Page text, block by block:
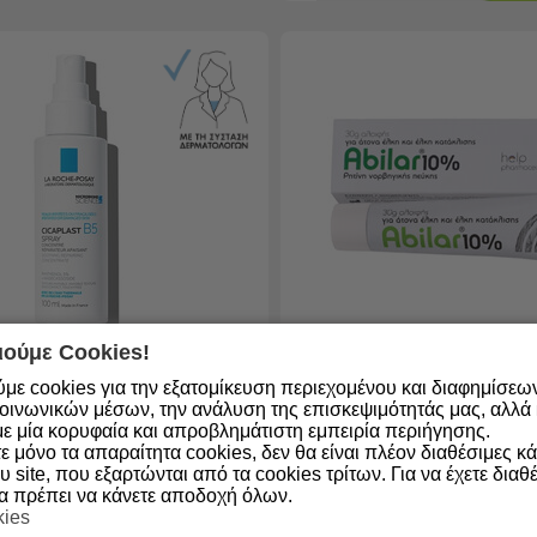
απο 4-6
Posay Cicaplast B5
Διαθέσιμο απο 4-6
ημερες
Κωδικός: 5205649000007
Help Pharmaceuticals
Επουλωτική Αλοιφή 30gr
Cookies!
cookies για την εξατομίκευση περιεχομένου και
μέσων, την ανάλυση της επισκεψιμότητάς μας, αλλά
μία κορυφαία και απροβλημάτιστη εμπειρία περιήγησης.
μόνο τα απαραίτητα cookies, δεν θα είναι πλέον διαθέσιμες
site, που εξαρτώνται από τα cookies τρίτων. Για να έχετε
πρέπει να κάνετε αποδοχή όλων.